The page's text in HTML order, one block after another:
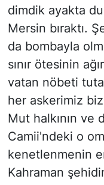
dimdik ayakta
Mersin bıraktı.
da bombayla
sınır ötesinin
vatan nöbeti
her askerimiz
Mut halkının ve
Camii'ndeki o
kenetlenmenin
Kahraman